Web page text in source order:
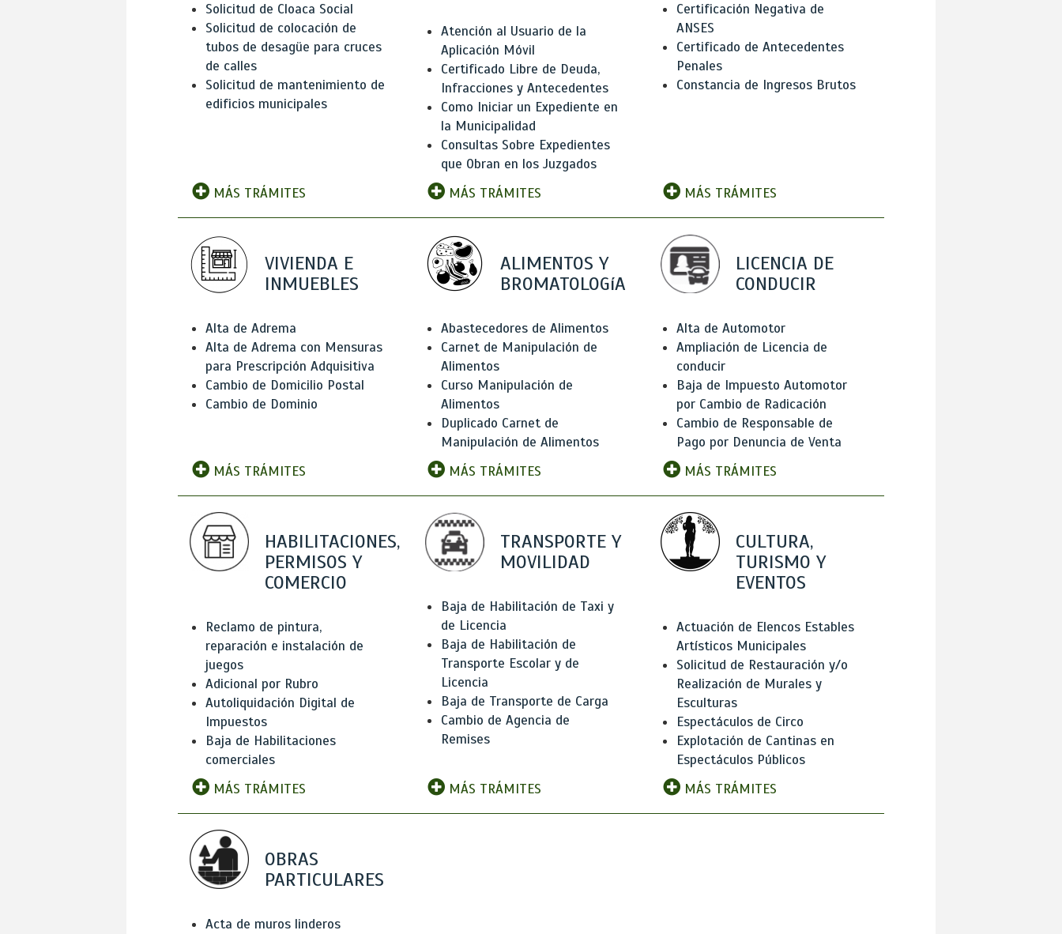
Solicitud de Cloaca Social
Solicitud de colocación de
tubos de desagüe para cruces
de calles
Solicitud de mantenimiento de
edificios municipales
MÁS TRÁMITES
Atención al Usuario de la
Aplicación Móvil
Certificado Libre de Deuda,
Infracciones y Antecedentes
Como Iniciar un Expediente en
la Municipalidad
Consultas Sobre Expedientes
que Obran en los Juzgados
MÁS TRÁMITES
Certificación Negativa de
ANSES
Certificado de Antecedentes
Penales
Constancia de Ingresos Brutos
MÁS TRÁMITES
VIVIENDA E
INMUEBLES
Alta de Adrema
Alta de Adrema con Mensuras
para Prescripción Adquisitiva
Cambio de Domicilio Postal
Cambio de Dominio
MÁS TRÁMITES
ALIMENTOS Y
BROMATOLOGíA
Abastecedores de Alimentos
Carnet de Manipulación de
Alimentos
Curso Manipulación de
Alimentos
Duplicado Carnet de
Manipulación de Alimentos
MÁS TRÁMITES
LICENCIA DE
CONDUCIR
Alta de Automotor
Ampliación de Licencia de
conducir
Baja de Impuesto Automotor
por Cambio de Radicación
Cambio de Responsable de
Pago por Denuncia de Venta
MÁS TRÁMITES
HABILITACIONES,
PERMISOS Y
COMERCIO
Reclamo de pintura,
reparación e instalación de
juegos
Adicional por Rubro
Autoliquidación Digital de
Impuestos
Baja de Habilitaciones
comerciales
MÁS TRÁMITES
TRANSPORTE Y
MOVILIDAD
Baja de Habilitación de Taxi y
de Licencia
Baja de Habilitación de
Transporte Escolar y de
Licencia
Baja de Transporte de Carga
Cambio de Agencia de
Remises
MÁS TRÁMITES
CULTURA,
TURISMO Y
EVENTOS
Actuación de Elencos Estables
Artísticos Municipales
Solicitud de Restauración y/o
Realización de Murales y
Esculturas
Espectáculos de Circo
Explotación de Cantinas en
Espectáculos Públicos
MÁS TRÁMITES
OBRAS
PARTICULARES
Acta de muros linderos